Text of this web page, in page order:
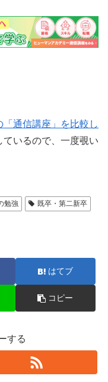
通信講座」を比較し
ているので、一度覗い
勉強
既卒・第二新卒
はてブ
コピー
する